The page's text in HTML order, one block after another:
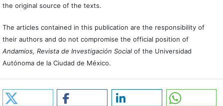
the original source of the texts.
The articles contained in this publication are the responsibility of
their authors and do not compromise the official position of
Andamios, Revista de Investigación Social of the Universidad
Autónoma de la Ciudad de México.